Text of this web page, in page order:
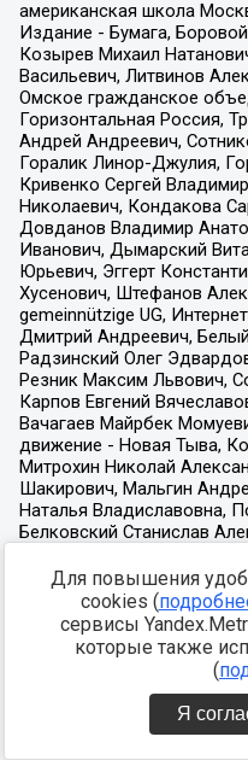
Для повышения
cookies (
сервисы
которые также
(
Я